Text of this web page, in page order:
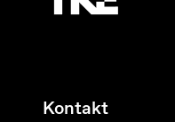
Kontakt